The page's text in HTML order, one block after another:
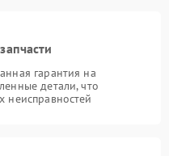
гарантия на
детали, что
неисправностей